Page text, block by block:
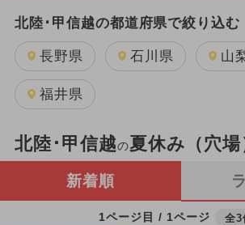
北陸･甲信越の都道府県で絞り込む
長野県 石川県 山
福井県
北陸･甲信越の夏休み（穴場
新着順
1ページ目 / 1ページ 全3